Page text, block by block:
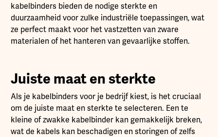
kabelbinders bieden de nodige sterkte en
duurzaamheid voor zulke industriële toepassingen, wat
ze perfect maakt voor het vastzetten van zware
materialen of het hanteren van gevaarlijke stoffen.
Juiste maat en sterkte
Als je kabelbinders voor je bedrijf kiest, is het cruciaal
om de juiste maat en sterkte te selecteren. Een te
kleine of zwakke kabelbinder kan gemakkelijk breken,
wat de kabels kan beschadigen en storingen of zelfs